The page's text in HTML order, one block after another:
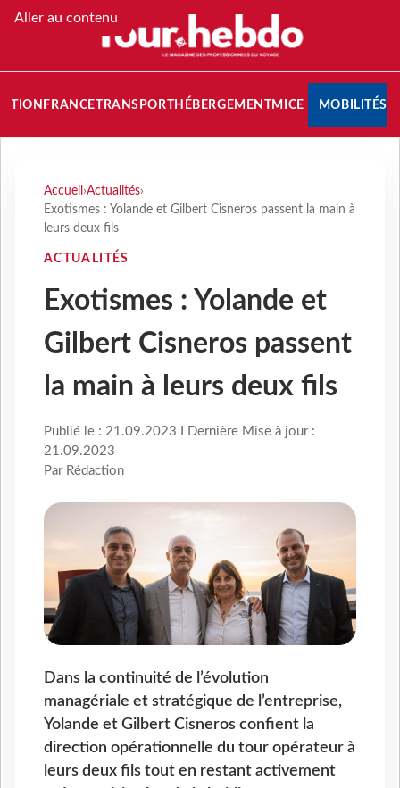
Aller au contenu
FRANCETRANSPORT HÉBERGEMENTMICE MOBILITÉS
Accueil ›Actualités›
Exotismes : Yolande et Gilbert Cisneros passent la main à
leurs deux fils
ACTUALITÉS
Exotismes : Yolande et
Gilbert Cisneros passent
la main à leurs deux fils
Publié le : 21.09.2023 I Dernière Mise à jour :
21.09.2023
Par Rédaction
Dans la continuité de l’évolution
managériale et stratégique de l’entreprise,
Yolande et Gilbert Cisneros confient la
direction opérationnelle du tour opérateur à
leurs deux fils tout en restant activement